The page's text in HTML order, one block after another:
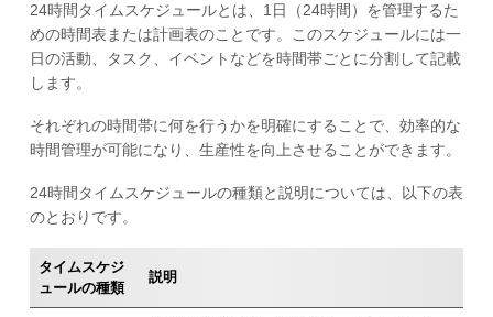
24時間タイムスケジュールとは、1日（24時間）を管理するた
めの時間表または計画表のことです。このスケジュールには一
日の活動、タスク、イベントなどを時間帯ごとに分割して記載
します。
それぞれの時間帯に何を行うかを明確にすることで、効率的な
時間管理が可能になり、生産性を向上させることができます。
24時間タイムスケジュールの種類と説明については、以下の表
のとおりです。
タイムスケジ
ュールの種類
説明